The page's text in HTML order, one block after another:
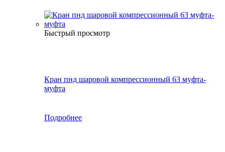
Быстрый просмотр
Кран пнд шаровой компрессионный 63 муфта-
муфта
Подробнее